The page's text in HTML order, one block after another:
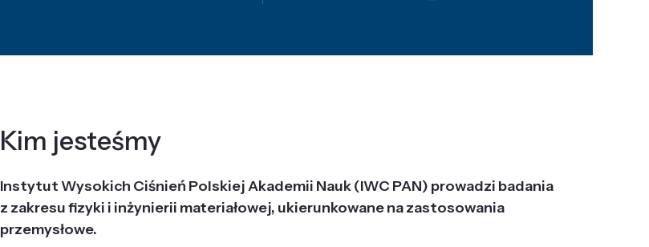
Kim jesteśmy
Instytut Wysokich Ciśnień Polskiej Akademii Nauk (IWC PAN) prowadzi badania
z zakresu fizyki i inżynierii materiałowej, ukierunkowane na zastosowania
przemysłowe.